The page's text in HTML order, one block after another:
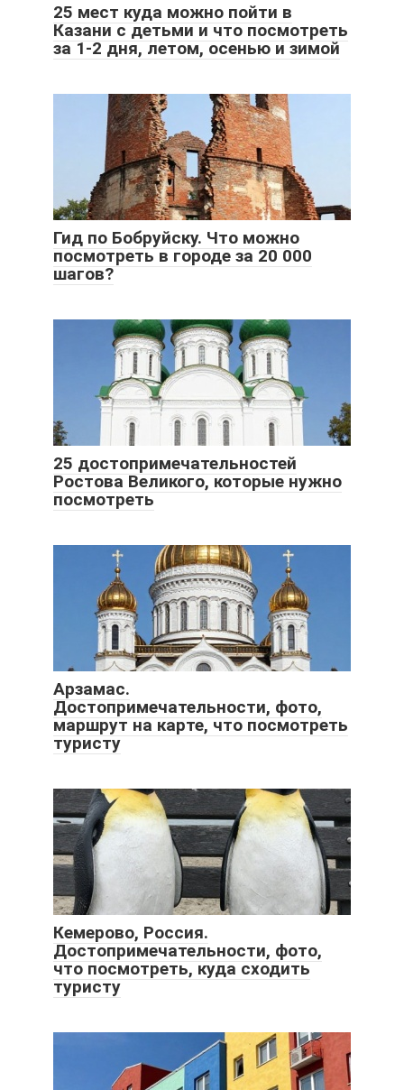
25 мест куда можно пойти в
Казани с детьми и что посмотреть
за 1-2 дня, летом, осенью и зимой
Гид по Бобруйску. Что можно
посмотреть в городе за 20 000
шагов?
25 достопримечательностей
Ростова Великого, которые нужно
посмотреть
Арзамас.
Достопримечательности, фото,
маршрут на карте, что посмотреть
туристу
Кемерово, Россия.
Достопримечательности, фото,
что посмотреть, куда сходить
туристу